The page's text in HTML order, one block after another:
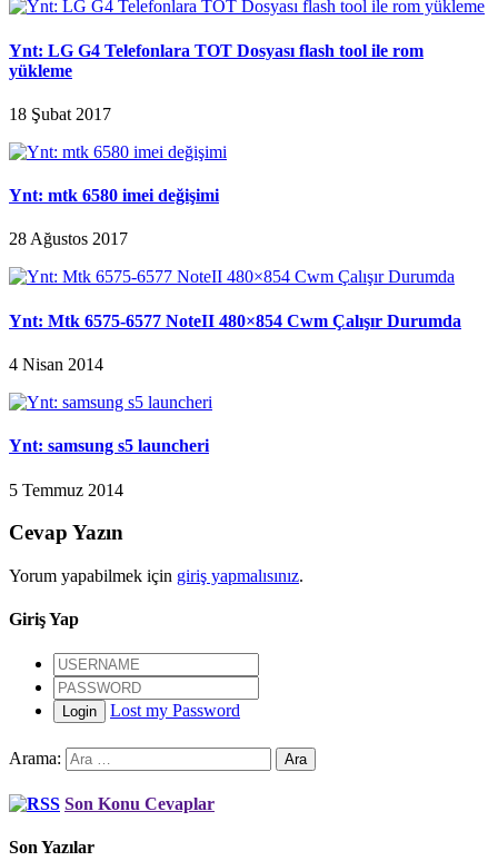
Ynt: LG G4 Telefonlara TOT Dosyası flash tool ile rom
yükleme
18 Şubat 2017
Ynt: mtk 6580 imei değişimi
28 Ağustos 2017
Ynt: Mtk 6575-6577 NoteII 480×854 Cwm Çalışır Durumda
4 Nisan 2014
Ynt: samsung s5 launcheri
5 Temmuz 2014
Cevap Yazın
Yorum yapabilmek için giriş yapmalısınız.
Giriş Yap
Login Lost my Password
Arama:
Son Konu Cevaplar
Son Yazılar